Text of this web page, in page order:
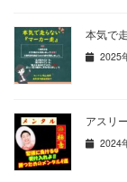
本気で
2025
アスリ
2024